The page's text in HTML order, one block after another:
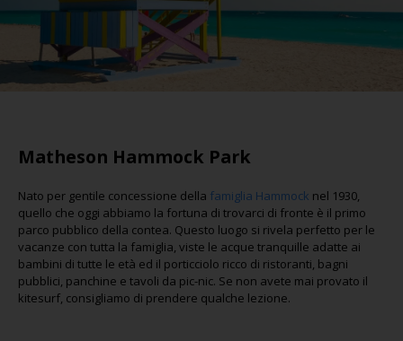
Matheson Hammock Park
Nato per gentile concessione della famiglia Hammock nel 1930,
quello che oggi abbiamo la fortuna di trovarci di fronte è il primo
parco pubblico della contea. Questo luogo si rivela perfetto per le
vacanze con tutta la famiglia, viste le acque tranquille adatte ai
bambini di tutte le età ed il porticciolo ricco di ristoranti, bagni
pubblici, panchine e tavoli da pic-nic. Se non avete mai provato il
kitesurf, consigliamo di prendere qualche lezione.